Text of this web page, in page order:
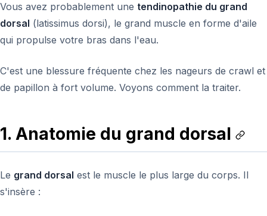
Vous avez probablement une tendinopathie du grand
dorsal (latissimus dorsi), le grand muscle en forme d'aile
qui propulse votre bras dans l'eau.
C'est une blessure fréquente chez les nageurs de crawl et
de papillon à fort volume. Voyons comment la traiter.
1. Anatomie du grand dorsal
Le grand dorsal est le muscle le plus large du corps. Il
s'insère :